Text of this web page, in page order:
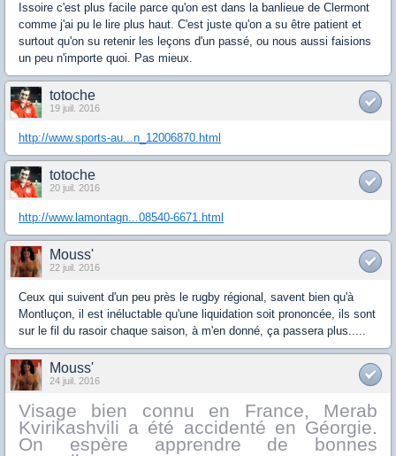
Issoire c'est plus facile parce qu'on est dans la banlieue de Clermont
comme j'ai pu le lire plus haut. C'est juste qu'on a su être patient et
surtout qu'on su retenir les leçons d'un passé, ou nous aussi faisions
un peu n'importe quoi. Pas mieux.
totoche
19 juil. 2016
http://www.sports-au...n_12006870.html
totoche
20 juil. 2016
http://www.lamontagn...08540-6671.html
Mouss'
22 juil. 2016
Ceux qui suivent d'un peu près le rugby régional, savent bien qu'à
Montluçon, il est inéluctable qu'une liquidation soit prononcée, ils sont
sur le fil du rasoir chaque saison, à m'en donné, ça passera plus.....
Mouss'
24 juil. 2016
Visage bien connu en France, Merab
Kvirikashvili a été accidenté en Géorgie.
On espère apprendre de bonnes